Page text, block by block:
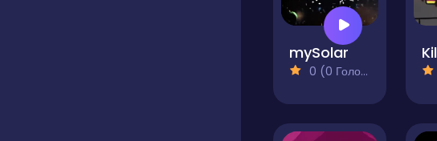
mySolar
0 (0 Голосів)